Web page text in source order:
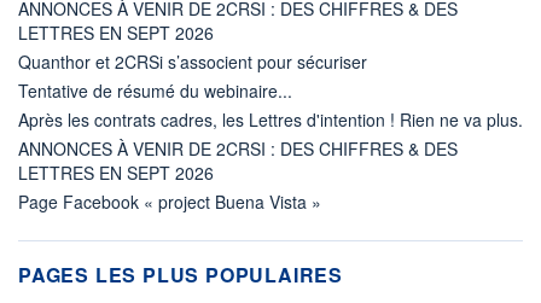
ANNONCES À VENIR DE 2CRSI : DES CHIFFRES & DES
LETTRES EN SEPT 2026
Quanthor et 2CRSi s’associent pour sécuriser
Tentative de résumé du webinaire...
Après les contrats cadres, les Lettres d'intention ! Rien ne va plus.
ANNONCES À VENIR DE 2CRSI : DES CHIFFRES & DES
LETTRES EN SEPT 2026
Page Facebook « project Buena Vista »
PAGES LES PLUS POPULAIRES